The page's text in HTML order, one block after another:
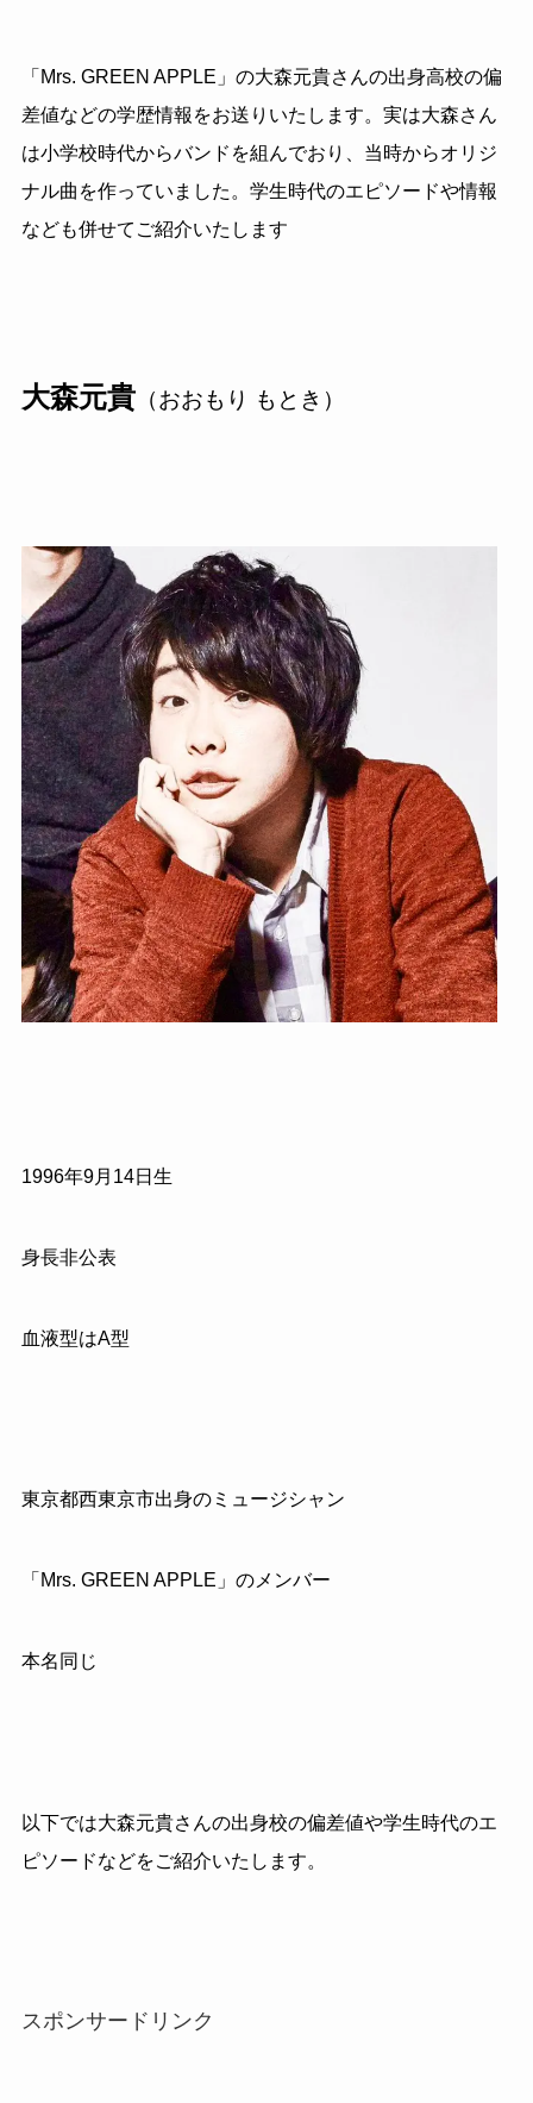
「Mrs. GREEN APPLE」の大森元貴さんの出身高校の偏
差値などの学歴情報をお送りいたします。実は大森さん
は小学校時代からバンドを組んでおり、当時からオリジ
ナル曲を作っていました。学生時代のエピソードや情報
なども併せてご紹介いたします
大森元貴（おおもり もとき）
1996年9月14日生
身長非公表
血液型はA型
東京都西東京市出身のミュージシャン
「Mrs. GREEN APPLE」のメンバー
本名同じ
以下では大森元貴さんの出身校の偏差値や学生時代のエ
ピソードなどをご紹介いたします。
スポンサードリンク